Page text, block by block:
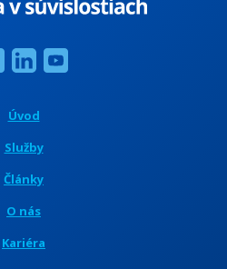
Úvod
Služby
Články
O nás
Kariéra